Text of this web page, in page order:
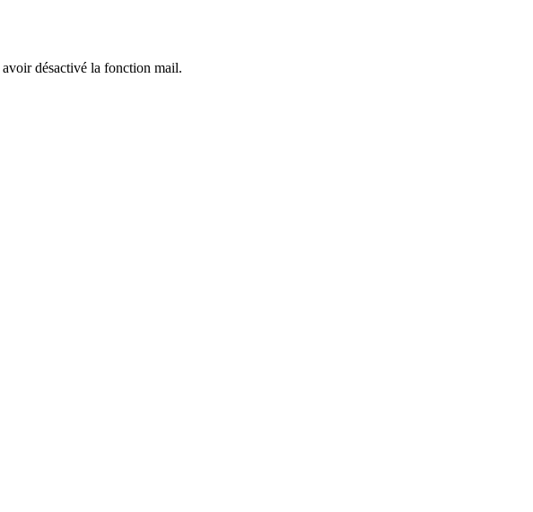
désactivé la fonction mail.